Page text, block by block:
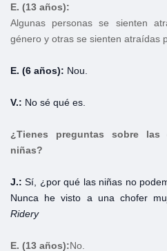
E. (13 años):
Algunas personas se sienten
género y otras se sienten atraídas
E. (6 años): Nou.
V.: No sé qué es.
¿Tienes preguntas sobre
niñas?
J.: Sí, ¿por qué las niñas no
Nunca he visto a una chofer
Ridery
E. (13 años):No.